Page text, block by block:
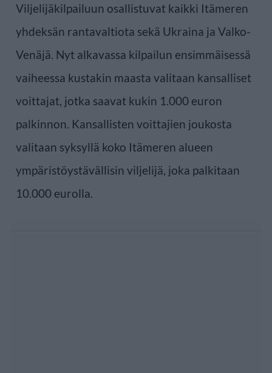
Viljelijäkilpailuun osallistuvat kaikki Itämeren
yhdeksän rantavaltiota sekä Ukraina ja Valko-
Venäjä. Nyt alkavassa kilpailun ensimmäisessä
vaiheessa kustakin maasta valitaan kansalliset
voittajat, jotka saavat kukin 1.000 euron
palkinnon. Kansallisten voittajien joukosta
valitaan syksyllä koko Itämeren alueen
ympäristöystävällisin viljelijä, joka palkitaan
10.000 eurolla.